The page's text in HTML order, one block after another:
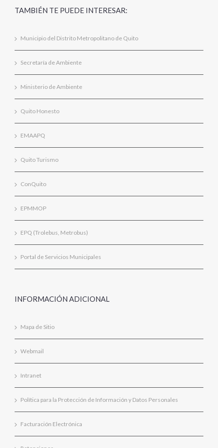
TAMBIÉN TE PUEDE INTERESAR:
Municipio del Distrito Metropolitano de Quito
Secretaría de Ambiente
Ministerio de Ambiente
Quito Honesto
EMAAPQ
Quito Turismo
ConQuito
EPMMOP
EPQ (Trolebus, Metrobus)
Portal de Servicios Municipales
INFORMACIÓN ADICIONAL
Mapa de Sitio
Webmail
Intranet
Política para la Protección de Información y Datos Personales
Facturación Electrónica